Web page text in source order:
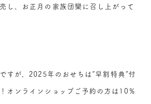
し、お正月の家族団欒に召し上がって
すが、2025年のおせちは”早割特典”付
オンラインショップご予約の方は10％